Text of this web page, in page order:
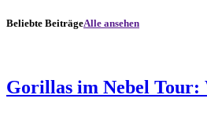
Beliebte BeiträgeAlle ansehen
Gorillas im Nebel Tour: